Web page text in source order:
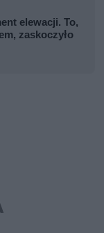
elewacji. To,
zaskoczyło